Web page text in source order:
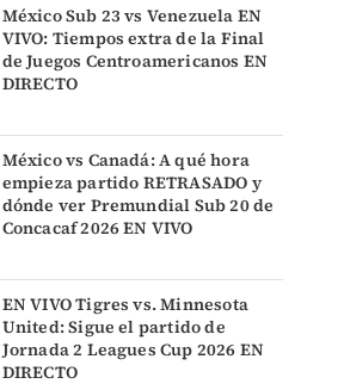
México Sub 23 vs Venezuela EN
VIVO: Tiempos extra de la Final
de Juegos Centroamericanos EN
DIRECTO
México vs Canadá: A qué hora
empieza partido RETRASADO y
dónde ver Premundial Sub 20 de
Concacaf 2026 EN VIVO
EN VIVO Tigres vs. Minnesota
United: Sigue el partido de
Jornada 2 Leagues Cup 2026 EN
DIRECTO